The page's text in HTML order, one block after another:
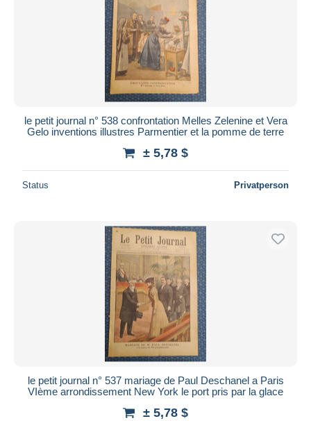
le petit journal n° 538 confrontation Melles Zelenine et Vera
Gelo inventions illustres Parmentier et la pomme de terre
± 5,78 $
Status Privatperson
le petit journal n° 537 mariage de Paul Deschanel a Paris
VIème arrondissement New York le port pris par la glace
± 5,78 $